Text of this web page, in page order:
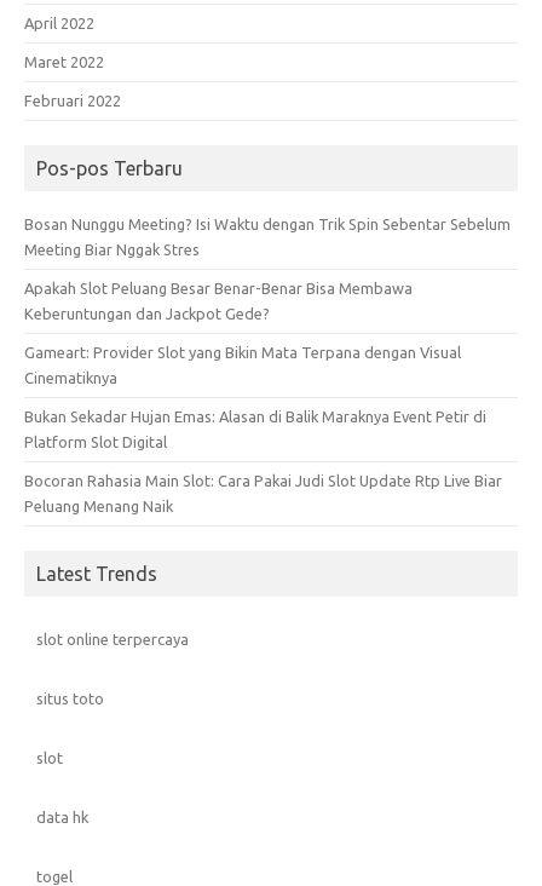
April 2022
Maret 2022
Februari 2022
Pos-pos Terbaru
Bosan Nunggu Meeting? Isi Waktu dengan Trik Spin Sebentar Sebelum
Meeting Biar Nggak Stres
Apakah Slot Peluang Besar Benar-Benar Bisa Membawa
Keberuntungan dan Jackpot Gede?
Gameart: Provider Slot yang Bikin Mata Terpana dengan Visual
Cinematiknya
Bukan Sekadar Hujan Emas: Alasan di Balik Maraknya Event Petir di
Platform Slot Digital
Bocoran Rahasia Main Slot: Cara Pakai Judi Slot Update Rtp Live Biar
Peluang Menang Naik
Latest Trends
slot online terpercaya
situs toto
slot
data hk
togel